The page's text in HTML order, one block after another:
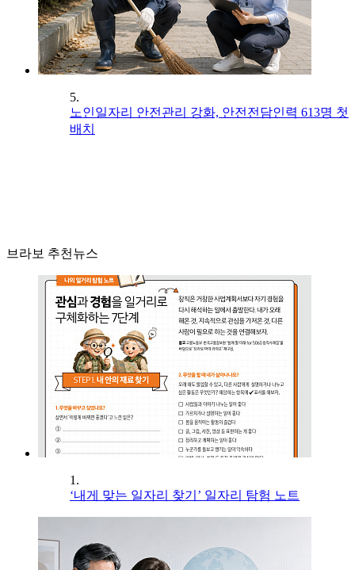
5.
노인일자리 안전관리 강화, 안전전담인력 613명 첫
배치
브라보 추천뉴스
1.
‘내게 맞는 일자리 찾기’ 일자리 탐험 노트